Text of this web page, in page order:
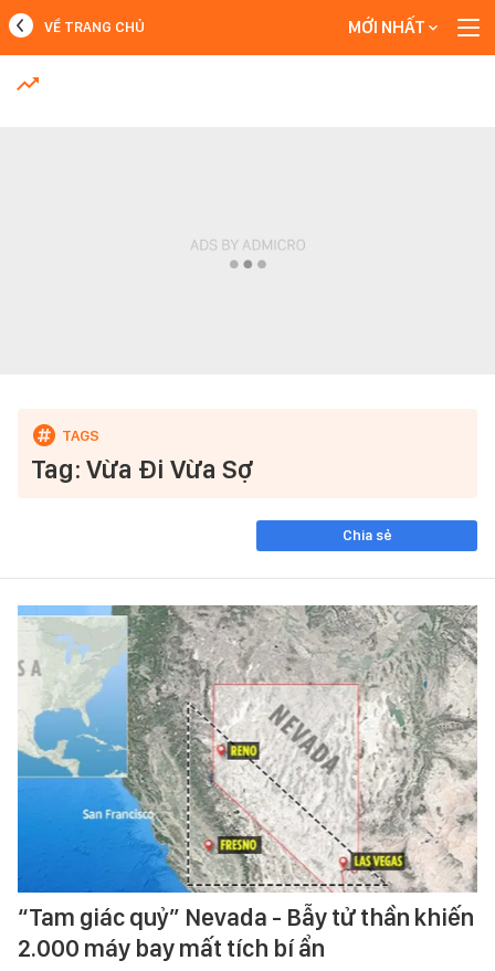
MỚI NHẤT
VỀ TRANG CHỦ MỚI NHẤT
Tag: Vừa Đi Vừa Sợ
Chia sẻ
“Tam giác quỷ” Nevada - Bẫy tử thần khiến
2.000 máy bay mất tích bí ẩn